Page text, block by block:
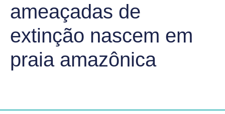
ameaçadas de
extinção nascem em
praia amazônica